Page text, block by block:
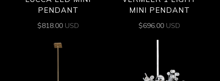
PENDANT
$818.00 USD
MINI PENDANT
$696.00 USD